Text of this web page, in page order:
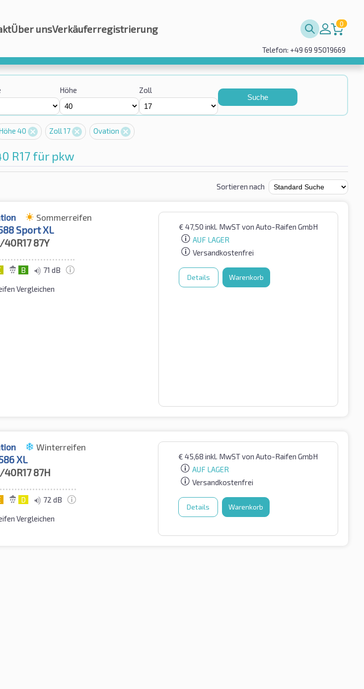
Über unsVerkäuferregistrierung 0
Telefon: +49 69 95019669
Höhe Zoll
Suche
40 Zoll 17 Ovation
R17 für pkw
Sortieren nach
Sommerreifen
Sport XL
40R1787Y
B 71 dB
Vergleichen
€ 47,50 inkl. MwSTvon Auto-Raifen GmbH
AUF LAGER
Versandkostenfrei
Details Warenkorb
Winterreifen
XL
40R1787H
D 72 dB
Vergleichen
€ 45,68 inkl. MwSTvon Auto-Raifen GmbH
AUF LAGER
Versandkostenfrei
Details Warenkorb